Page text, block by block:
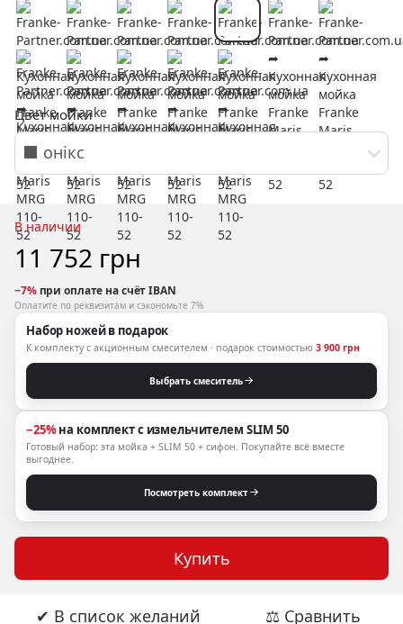
Цвет мойки
⬛ онікс
В наличии
11 752 грн
−7%при оплате на счёт IBAN
Оплатите по реквизитам и сэкономьте 7%
Набор ножей в подарок
К комплекту с акционным смесителем · подарок стоимостью 3 900 грн
Выбрать смеситель
−25%на комплект с измельчителем SLIM 50
Готовый набор: эта мойка + SLIM 50 + сифон. Покупайте всё вместе
выгоднее.
Посмотреть комплект
Купить
✔ В список желаний ⚖ Сравнить